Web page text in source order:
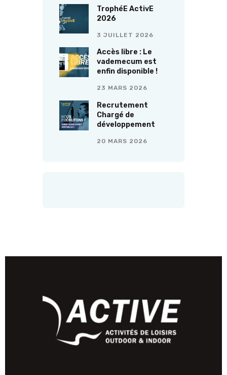
TrophéE ActivE
2026
3 JUILLET 2026
Accès libre : Le
vademecum est
enfin disponible !
23 MARS 2026
Recrutement
Chargé de
développement
20 MARS 2026